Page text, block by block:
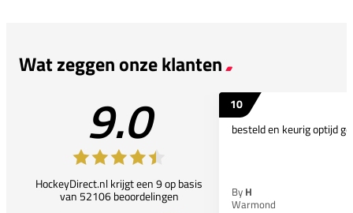
Wat zeggen onze klanten
9.0
HockeyDirect.nl krijgt een 9 op basis
van 52106 beoordelingen
10
besteld en keurig optijd
By H
Warmond